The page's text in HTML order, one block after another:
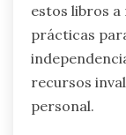
estos libros
prácticas
recursos
personal.